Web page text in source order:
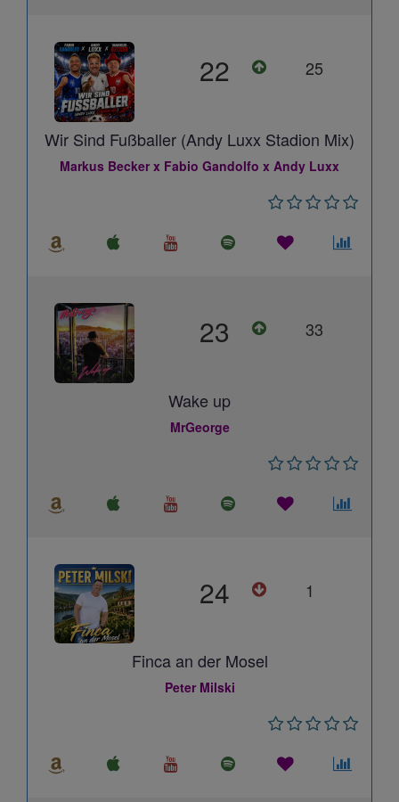
22 25
Wir Sind Fußballer (Andy Luxx Stadion Mix)
Markus Becker x Fabio Gandolfo x Andy Luxx
23 33
Wake up
MrGeorge
24 1
Finca an der Mosel
Peter Milski